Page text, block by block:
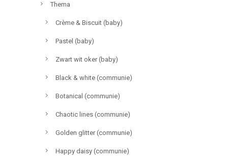
Thema
Crème & Biscuit (baby)
Pastel (baby)
Zwart wit oker (baby)
Black & white (communie)
Botanical (communie)
Chaotic lines (communie)
Golden glitter (communie)
Happy daisy (communie)